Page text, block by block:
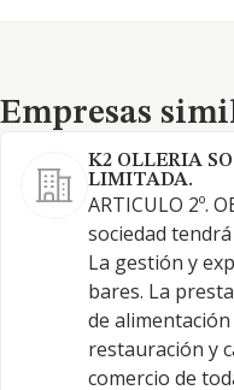
Empresas similares
Empresas
K2 OLLERIA
LIMITADA.
ARTICULO 2º.
sociedad
La gestión y
bares. La
de
restauración y
comercio de